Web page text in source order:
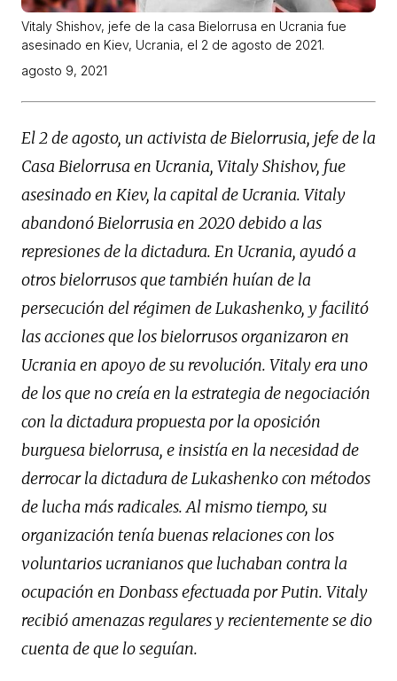
Vitaly Shishov, jefe de la casa Bielorrusa en Ucrania fue
asesinado en Kiev, Ucrania, el 2 de agosto de 2021.
agosto 9, 2021
El 2 de agosto, un activista de Bielorrusia, jefe de la
Casa Bielorrusa en Ucrania, Vitaly Shishov, fue
asesinado en Kiev, la capital de Ucrania. Vitaly
abandonó Bielorrusia en 2020 debido a las
represiones de la dictadura. En Ucrania, ayudó a
otros bielorrusos que también huían de la
persecución del régimen de Lukashenko, y facilitó
las acciones que los bielorrusos organizaron en
Ucrania en apoyo de su revolución. Vitaly era uno
de los que no creía en la estrategia de negociación
con la dictadura propuesta por la oposición
burguesa bielorrusa, e insistía en la necesidad de
derrocar la dictadura de Lukashenko con métodos
de lucha más radicales. Al mismo tiempo, su
organización tenía buenas relaciones con los
voluntarios ucranianos que luchaban contra la
ocupación en Donbass efectuada por Putin. Vitaly
recibió amenazas regulares y recientemente se dio
cuenta de que lo seguían.